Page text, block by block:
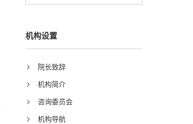
机构设置
院长致辞
机构简介
咨询委员会
机构导航